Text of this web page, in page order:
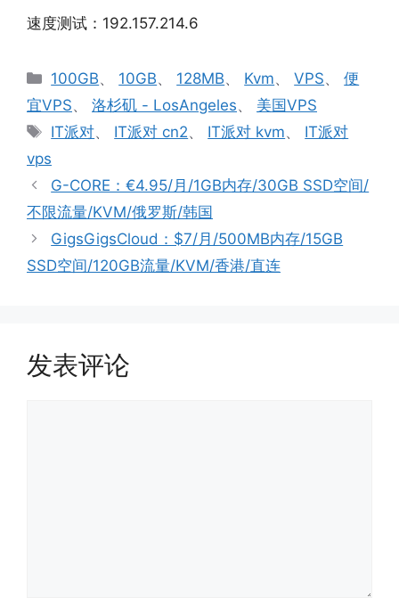
速度测试：192.157.214.6
分
类
100GB、 10GB、 128MB、 Kvm、VPS、便
宜VPS、 洛杉矶 - LosAngeles、 美国VPS
标
IT派对、 IT派对 cn2、 IT派对 kvm、 IT派对
vps
G-CORE：€4.95/月/1GB内存/30GB SSD空间/
不限流量/KVM/俄罗斯/韩国
GigsGigsCloud：$7/月/500MB内存/15GB
SSD空间/120GB流量/KVM/香港/直连
发表评论